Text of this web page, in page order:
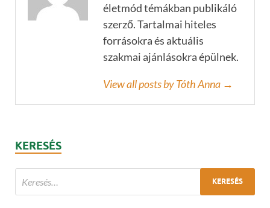
életmód témákban publikáló
szerző. Tartalmai hiteles
forrásokra és aktuális
szakmai ajánlásokra épülnek.
View all posts by Tóth Anna →
KERESÉS